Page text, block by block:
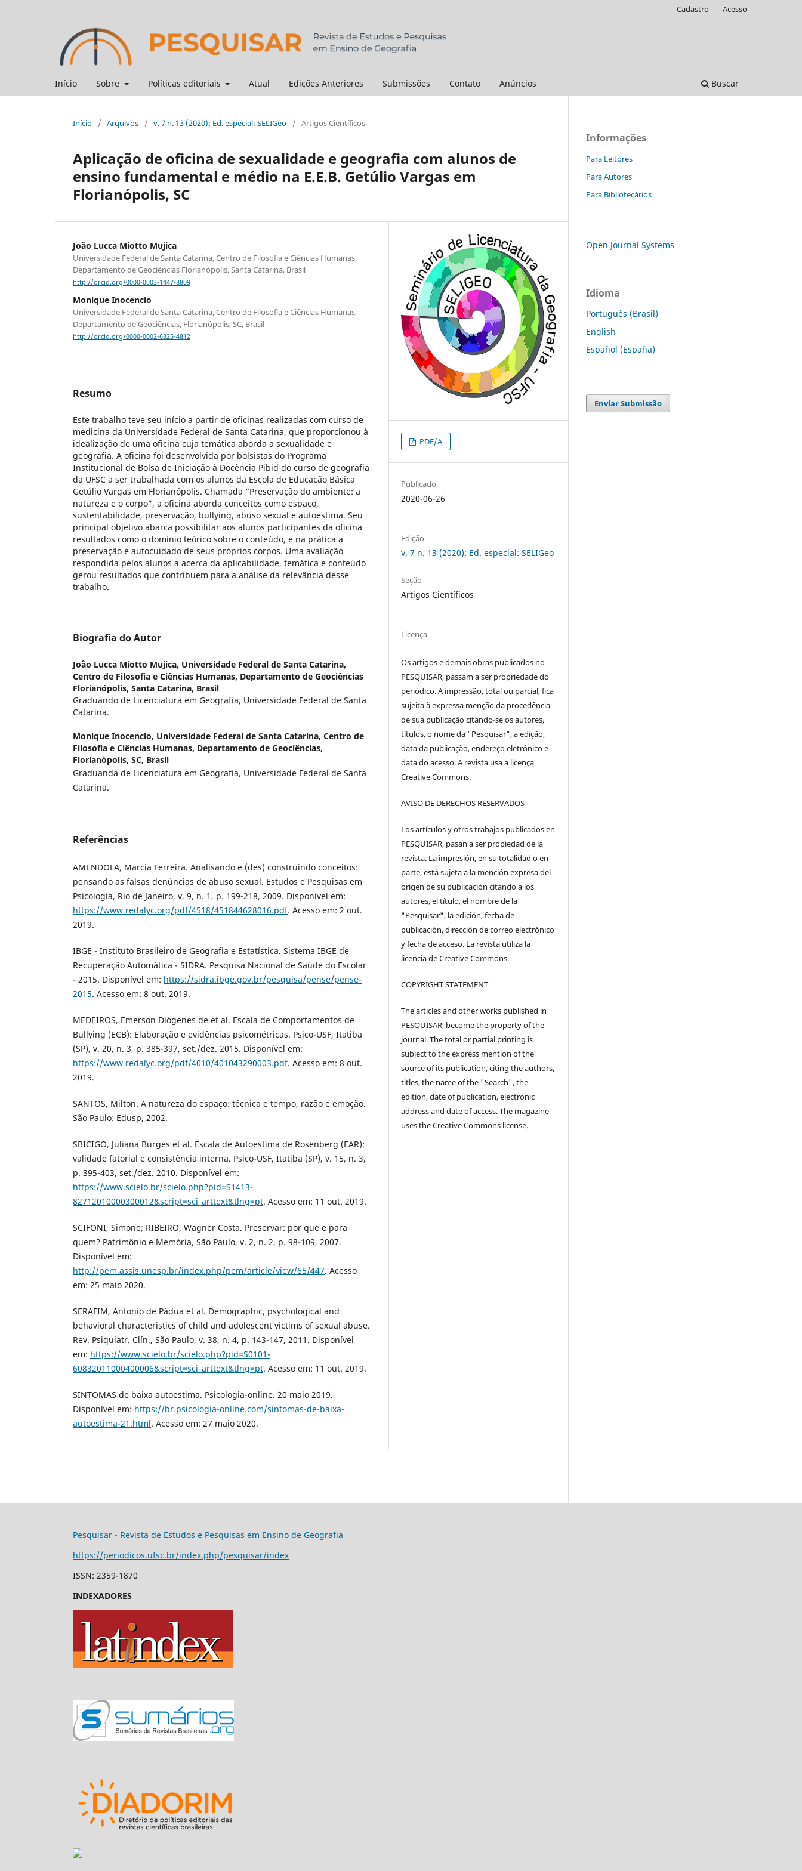
Início Sobre Políticas editoriais Atual Edições Anteriores Submissões Contato Anúncios Buscar
Cadastro Acesso
Início / Arquivos / v. 7 n. 13 (2020): Ed. especial: SELIGeo / Artigos Científicos
Aplicação de oficina de sexualidade e geografia com alunos de
ensino fundamental e médio na E.E.B. Getúlio Vargas em
Florianópolis, SC
João Lucca Miotto Mujica
Universidade Federal de Santa Catarina, Centro de Filosofia e Ciências Humanas,
Departamento de Geociências Florianópolis, Santa Catarina, Brasil
http://orcid.org/0000-0003-1447-8809
Monique Inocencio
Universidade Federal de Santa Catarina, Centro de Filosofia e Ciências Humanas,
Departamento de Geociências, Florianópolis, SC, Brasil
http://orcid.org/0000-0002-6325-4812
Resumo
Este trabalho teve seu início a partir de oficinas realizadas com curso de
medicina da Universidade Federal de Santa Catarina, que proporcionou à
idealização de uma oficina cuja temática aborda a sexualidade e
geografia. A oficina foi desenvolvida por bolsistas do Programa
Institucional de Bolsa de Iniciação à Docência Pibid do curso de geografia
da UFSC a ser trabalhada com os alunos da Escola de Educação Básica
Getúlio Vargas em Florianópolis. Chamada “Preservação do ambiente: a
natureza e o corpo”, a oficina aborda conceitos como espaço,
sustentabilidade, preservação, bullying, abuso sexual e autoestima. Seu
principal objetivo abarca possibilitar aos alunos participantes da oficina
resultados como o domínio teórico sobre o conteúdo, e na prática a
preservação e autocuidado de seus próprios corpos. Uma avaliação
respondida pelos alunos a acerca da aplicabilidade, temática e conteúdo
gerou resultados que contribuem para a análise da relevância desse
trabalho.
Biografia do Autor
João Lucca Miotto Mujica, Universidade Federal de Santa Catarina,
Centro de Filosofia e Ciências Humanas, Departamento de Geociências
Florianópolis, Santa Catarina, Brasil
Graduando de Licenciatura em Geografia, Universidade Federal de Santa
Catarina.
Monique Inocencio, Universidade Federal de Santa Catarina, Centro de
Filosofia e Ciências Humanas, Departamento de Geociências,
Florianópolis, SC, Brasil
Graduanda de Licenciatura em Geografia, Universidade Federal de Santa
Catarina.
Referências
AMENDOLA, Marcia Ferreira. Analisando e (des) construindo conceitos:
pensando as falsas denúncias de abuso sexual. Estudos e Pesquisas em
Psicologia, Rio de Janeiro, v. 9, n. 1, p. 199-218, 2009. Disponível em:
https://www.redalyc.org/pdf/4518/451844628016.pdf. Acesso em: 2 out.
2019.
IBGE - Instituto Brasileiro de Geografia e Estatística. Sistema IBGE de
Recuperação Automática - SIDRA. Pesquisa Nacional de Saúde do Escolar
- 2015. Disponível em: https://sidra.ibge.gov.br/pesquisa/pense/pense-
2015. Acesso em: 8 out. 2019.
MEDEIROS, Emerson Diógenes de et al. Escala de Comportamentos de
Bullying (ECB): Elaboração e evidências psicométricas. Psico-USF, Itatiba
(SP), v. 20, n. 3, p. 385-397, set./dez. 2015. Disponível em:
https://www.redalyc.org/pdf/4010/401043290003.pdf. Acesso em: 8 out.
2019.
SANTOS, Milton. A natureza do espaço: técnica e tempo, razão e emoção.
São Paulo: Edusp, 2002.
SBICIGO, Juliana Burges et al. Escala de Autoestima de Rosenberg (EAR):
validade fatorial e consistência interna. Psico-USF, Itatiba (SP), v. 15, n. 3,
p. 395-403, set./dez. 2010. Disponível em:
https://www.scielo.br/scielo.php?pid=S1413-
82712010000300012&script=sci_arttext&tlng=pt. Acesso em: 11 out. 2019.
SCIFONI, Simone; RIBEIRO, Wagner Costa. Preservar: por que e para
quem? Patrimônio e Memória, São Paulo, v. 2, n. 2, p. 98-109, 2007.
Disponível em:
http://pem.assis.unesp.br/index.php/pem/article/view/65/447. Acesso
em: 25 maio 2020.
SERAFIM, Antonio de Pádua et al. Demographic, psychological and
behavioral characteristics of child and adolescent victims of sexual abuse.
Rev. Psiquiatr. Clín., São Paulo, v. 38, n. 4, p. 143-147, 2011. Disponível
em: https://www.scielo.br/scielo.php?pid=S0101-
60832011000400006&script=sci_arttext&tlng=pt. Acesso em: 11 out. 2019.
SINTOMAS de baixa autoestima. Psicologia-online. 20 maio 2019.
Disponível em: https://br.psicologia-online.com/sintomas-de-baixa-
autoestima-21.html. Acesso em: 27 maio 2020.
PDF/A
Publicado
2020-06-26
Edição
v. 7 n. 13 (2020): Ed. especial: SELIGeo
Seção
Artigos Científicos
Licença
Os artigos e demais obras publicados no
PESQUISAR, passam a ser propriedade do
periódico. A impressão, total ou parcial, fica
sujeita à expressa menção da procedência
de sua publicação citando-se os autores,
títulos, o nome da "Pesquisar", a edição,
data da publicação, endereço eletrônico e
data do acesso. A revista usa a licença
Creative Commons.
AVISO DE DERECHOS RESERVADOS
Los artículos y otros trabajos publicados en
PESQUISAR, pasan a ser propiedad de la
revista. La impresión, en su totalidad o en
parte, está sujeta a la mención expresa del
origen de su publicación citando a los
autores, el título, el nombre de la
"Pesquisar", la edición, fecha de
publicación, dirección de correo electrónico
y fecha de acceso. La revista utiliza la
licencia de Creative Commons.
COPYRIGHT STATEMENT
The articles and other works published in
PESQUISAR, become the property of the
journal. The total or partial printing is
subject to the express mention of the
source of its publication, citing the authors,
titles, the name of the "Search", the
edition, date of publication, electronic
address and date of access. The magazine
uses the Creative Commons license.
Informações
Para Leitores
Para Autores
Para Bibliotecários
Open Journal Systems
Idioma
Português (Brasil)
English
Español (España)
Enviar Submissão
Pesquisar - Revista de Estudos e Pesquisas em Ensino de Geografia
https://periodicos.ufsc.br/index.php/pesquisar/index
ISSN: 2359-1870
INDEXADORES